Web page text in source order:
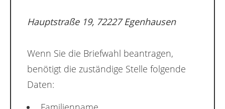
Hauptstraße 19, 72227 Egenhausen
Wenn Sie die Briefwahl beantragen,
benötigt die zuständige Stelle folgende
Daten: